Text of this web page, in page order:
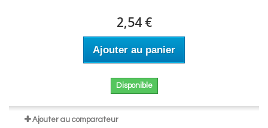
2,54 €
Ajouter au panier
Disponible
Ajouter au comparateur